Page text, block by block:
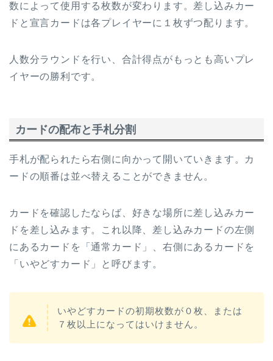
数によって使用する枚数が変わります。差し込みカー
ドと宣言カードは各プレイヤーに１枚ずつ配ります。
人数分ラウンドを行い、合計得点がもっとも高いプレ
イヤーの勝利です。
カードの配布と手札分割
手札が配られたら右側に向かって開いていきます。カ
ードの順番は並べ替えることができません。
カードを確認したならば、好きな場所に差し込みカー
ドを差し込みます。これ以降、差し込みカードの左側
にあるカードを「通常カード」、右側にあるカードを
「いやどすカード」と呼びます。
いやどすカードの初期枚数が０枚、または
７枚以上になってはいけません。